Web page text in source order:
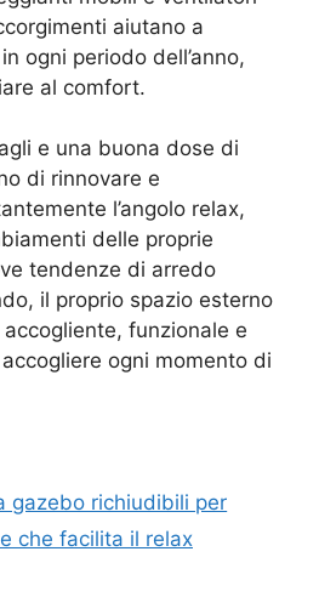
aiutano a
ogni periodo dell’anno,
al comfort.
e una buona dose di
di rinnovare e
l’angolo relax,
delle proprie
tendenze di arredo
il proprio spazio esterno
funzionale e
ogni momento di
gazebo richiudibili per
che facilita il relax